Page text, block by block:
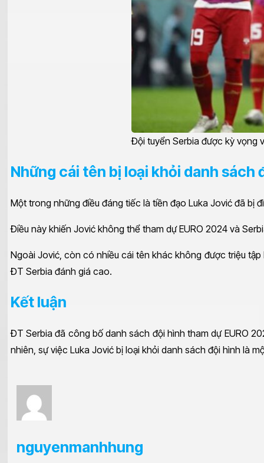
Đội tuyển Serbia được kỳ vọng
Những cái tên bị loại khỏi danh sách
Một trong những điều đáng tiếc là tiền đạo Luka Jović đã bị
Điều này khiến Jović không thể tham dự EURO 2024 và
Ngoài Jović, còn có nhiều cái tên khác không được triệu
ĐT Serbia đánh giá cao.
Kết luận
ĐT Serbia đã công bố danh sách đội hình tham dự EURO
nhiên, sự việc Luka Jović bị loại khỏi danh sách đội hình là
nguyenmanhhung